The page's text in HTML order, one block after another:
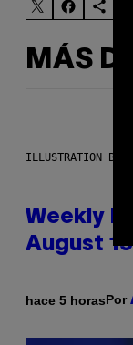
MÁS
ILLUSTRATION BY
Weekly
August 15
hace 5 horasPor